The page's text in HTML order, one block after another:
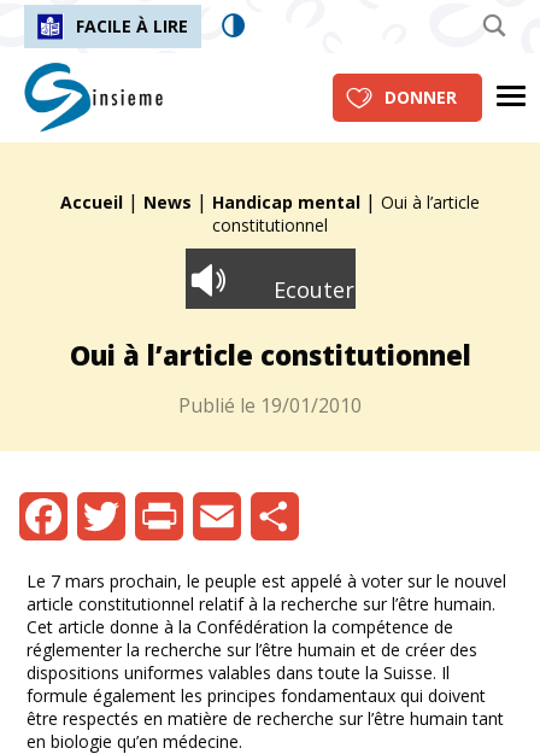
FACILE À LIRE
insieme.ch
DONNER
Fil d'Ariane :
Accueil | News | Handicap mental | Oui à l’article
constitutionnel
Ecouter
Oui à l’article constitutionnel
Publié le 19/01/2010
Le 7 mars prochain, le peuple est appelé à voter sur le nouvel
article constitutionnel relatif à la recherche sur l’être humain.
Cet article donne à la Confédération la compétence de
réglementer la recherche sur l’être humain et de créer des
dispositions uniformes valables dans toute la Suisse. Il
formule également les principes fondamentaux qui doivent
être respectés en matière de recherche sur l’être humain tant
en biologie qu’en médecine.